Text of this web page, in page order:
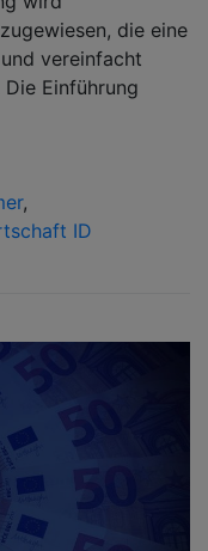
die eine
vereinfacht
Einführung
,
ID